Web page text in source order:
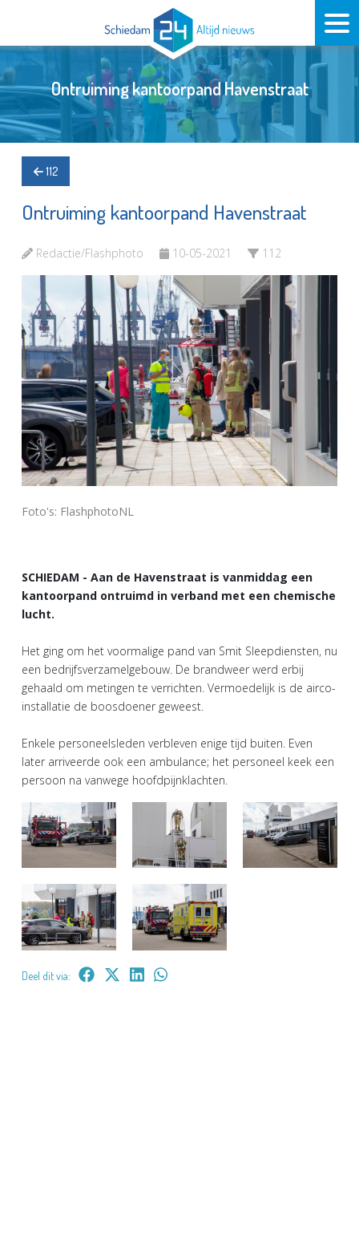
Ontruiming kantoorpand Havenstraat
112
Ontruiming kantoorpand Havenstraat
Redactie/Flashphoto 10-05-2021 112
Foto's: FlashphotoNL
SCHIEDAM - Aan de Havenstraat is vanmiddag een
kantoorpand ontruimd in verband met een chemische
lucht.
Het ging om het voormalige pand van Smit Sleepdiensten, nu
een bedrijfsverzamelgebouw. De brandweer werd erbij
gehaald om metingen te verrichten. Vermoedelijk is de airco-
installatie de boosdoener geweest.
Enkele personeelsleden verbleven enige tijd buiten. Even
later arriveerde ook een ambulance; het personeel keek een
persoon na vanwege hoofdpijnklachten.
Deel dit via: